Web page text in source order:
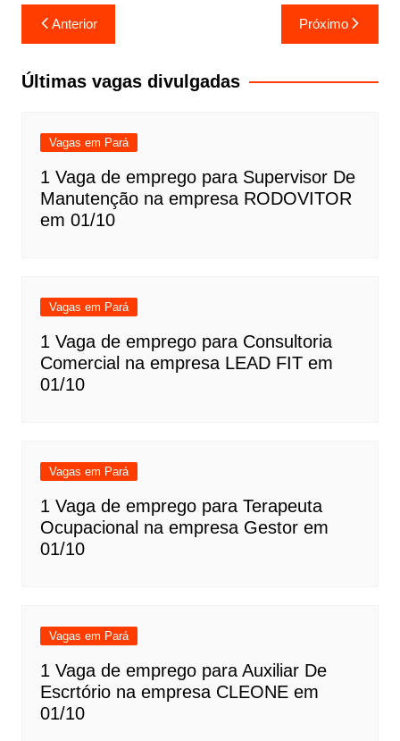
Navegação
de
Post
Anterior Próximo
Últimas vagas divulgadas
Vagas em Pará
1 Vaga de emprego para Supervisor De
Manutenção na empresa RODOVITOR
em 01/10
Vagas em Pará
1 Vaga de emprego para Consultoria
Comercial na empresa LEAD FIT em
01/10
Vagas em Pará
1 Vaga de emprego para Terapeuta
Ocupacional na empresa Gestor em
01/10
Vagas em Pará
1 Vaga de emprego para Auxiliar De
Escrtório na empresa CLEONE em
01/10